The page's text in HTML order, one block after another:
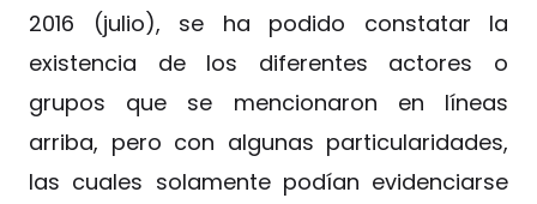
2016 (julio), se ha podido constatar la
existencia de los diferentes actores o
grupos que se mencionaron en líneas
arriba, pero con algunas particularidades,
las cuales solamente podían evidenciarse